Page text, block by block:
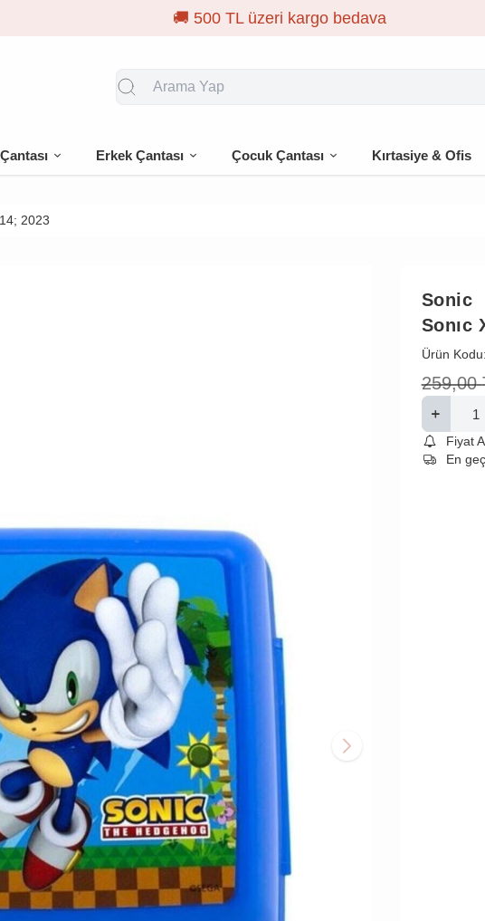
🎁 İlk siparişe %10
Erkek Çantası Çocuk Çantası Kırtasiye & Ofis
2023
Sonic
Sonıc
Ürün Kodu:
259,00
Fiyat
En